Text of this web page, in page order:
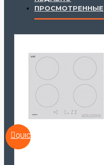
ПРОСМОТРЕННЫЕ
QUICKVIEW